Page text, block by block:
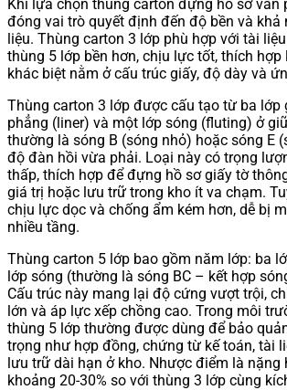
Khi lựa chọn thùng carton đựng hồ sơ văn
đóng vai trò quyết định đến độ bền và khả
liệu. Thùng carton 3 lớp phù hợp với tài
thùng 5 lớp bền hơn, chịu lực tốt, thích
khác biệt nằm ở cấu trúc giấy, độ dày và
Thùng carton 3 lớp được cấu tạo từ ba lớp
phẳng (liner) và một lớp sóng (fluting) ở
thường là sóng B (sóng nhỏ) hoặc sóng E
độ đàn hồi vừa phải. Loại này có trọng
thấp, thích hợp để đựng hồ sơ giấy tờ
giá trị hoặc lưu trữ trong kho ít va chạm.
chịu lực dọc và chống ẩm kém hơn, dễ bị
nhiều tầng.
Thùng carton 5 lớp bao gồm năm lớp: ba
lớp sóng (thường là sóng BC – kết hợp
Cấu trúc này mang lại độ cứng vượt trội,
lớn và áp lực xếp chồng cao. Trong môi
thùng 5 lớp thường được dùng để bảo
trọng như hợp đồng, chứng từ kế toán, tài
lưu trữ dài hạn ở kho. Nhược điểm là nặng
khoảng 20-30% so với thùng 3 lớp cùng